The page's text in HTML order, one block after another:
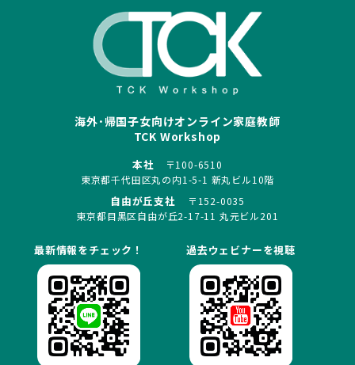
海外･帰国子女向けオンライン家庭教師
TCK Workshop
本社
〒100-6510
東京都千代田区丸の内1-5-1 新丸ビル10階
自由が丘支社
〒152-0035
東京都目黒区自由が丘2-17-11 丸元ビル201
最新情報をチェック！ 過去ウェビナーを視聴